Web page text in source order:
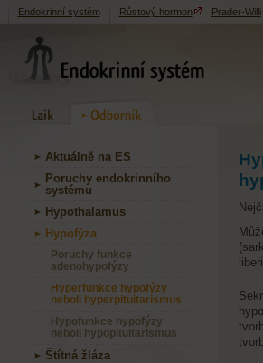
Endokrinní systém Růstový hormon Prader-Willi
Aktuálně na ES
Poruchy endokrinního
systému
Hypothalamus
Hypofýza
Poruchy funkce
adenohypofýzy
Hyperfunkce hypofýzy
neboli hyperpituitarismus
Hypofunkce hypofýzy
neboli hypopituitarismus
Štítná žláza